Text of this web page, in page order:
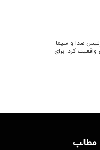
رئیس صدا و سیما
جلوه دادن واقعیت کرد، برای
مطالب